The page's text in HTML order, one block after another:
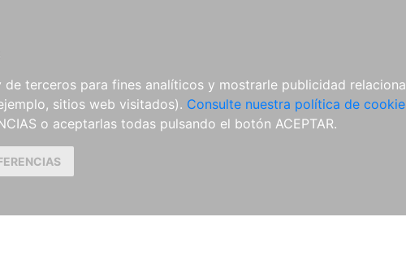
terceros para fines analíticos y mostrarle publicidad
sitios web visitados). Consulte nuestra política de
o aceptarlas todas pulsando el botón ACEPTAR.